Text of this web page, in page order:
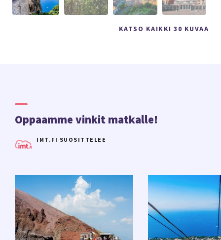
KATSO KAIKKI 30 KUVAA
Oppaamme vinkit matkalle!
IMT.FI SUOSITTELEE